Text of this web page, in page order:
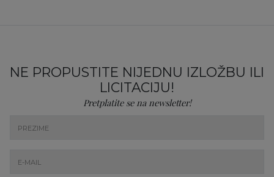
NE PROPUSTITE NIJEDNU IZLOŽBU ILI
LICITACIJU!
Pretplatite se na newsletter!